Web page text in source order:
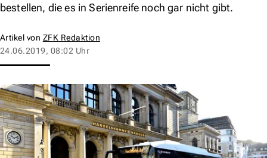
bestellen, die es in Serienreife noch gar nicht gibt.
Artikel von ZFK Redaktion
24.06.2019, 08:02 Uhr